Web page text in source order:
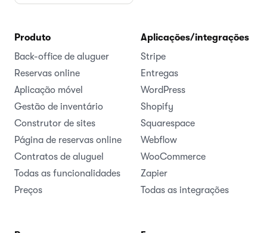
Produto
Back-office de aluguer
Reservas online
Aplicação móvel
Gestão de inventário
Construtor de sites
Página de reservas online
Contratos de aluguel
Todas as funcionalidades
Preços
Aplicações/integrações
Stripe
Entregas
WordPress
Shopify
Squarespace
Webflow
WooCommerce
Zapier
Todas as integrações